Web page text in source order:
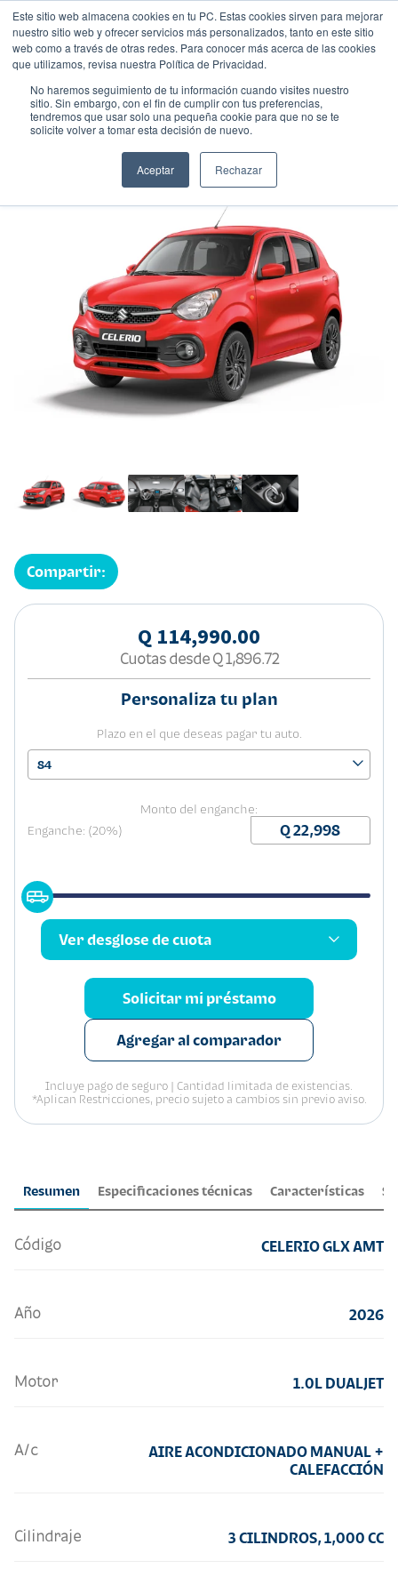
Este sitio web almacena cookies en tu PC. Estas cookies sirven para mejorar
nuestro sitio web y ofrecer servicios más personalizados, tanto en este sitio
web como a través de otras redes. Para conocer más acerca de las cookies
que utilizamos, revisa nuestra Política de Privacidad.
No haremos seguimiento de tu información cuando visites nuestro
sitio. Sin embargo, con el fin de cumplir con tus preferencias,
tendremos que usar solo una pequeña cookie para que no se te
solicite volver a tomar esta decisión de nuevo.
Aceptar Rechazar
SUZUKI CELERIO GLX AMT
2026•GASOLINA
Resumen Especificaciones técnicas Características
Código CELERIO GLX AMT
Año 2026
Motor 1.0L DUALJET
A/c
AIRE ACONDICIONADO MANUAL +
CALEFACCIÓN
Cilindraje 3 CILINDROS, 1,000 CC
Compartir:
Q 114,990.00
Cuotas desde Q 1,896.72
Personaliza tu plan
Plazo en el que deseas pagar tu auto.
84
Monto del enganche:
Enganche: (20%)
Ver desglose de cuota
Solicitar mi préstamo
Agregar al comparador
Incluye pago de seguro | Cantidad limitada de existencias.
*Aplican Restricciones, precio sujeto a cambios sin previo aviso.